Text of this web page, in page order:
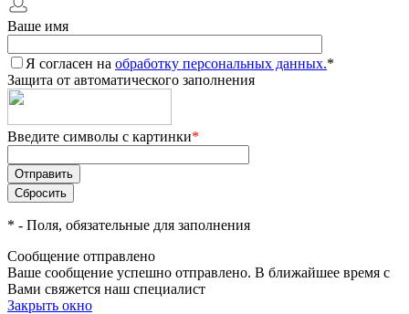
Ваше имя
Я согласен на обработку персональных данных.*
Защита от автоматического заполнения
Введите символы с картинки*
* - Поля, обязательные для заполнения
Сообщение отправлено
Ваше сообщение успешно отправлено. В ближайшее время с
Вами свяжется наш специалист
Закрыть окно